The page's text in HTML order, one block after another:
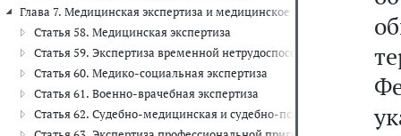
Глава 7. Медицинская экспертиза и медицинское
Статья 58. Медицинская экспертиза
Статья 59. Экспертиза временной нетрудоспособности
Статья 60. Медико-социальная экспертиза
Статья 61. Военно-врачебная экспертиза
Статья 62. Судебно-медицинская и судебно-психиатрическая